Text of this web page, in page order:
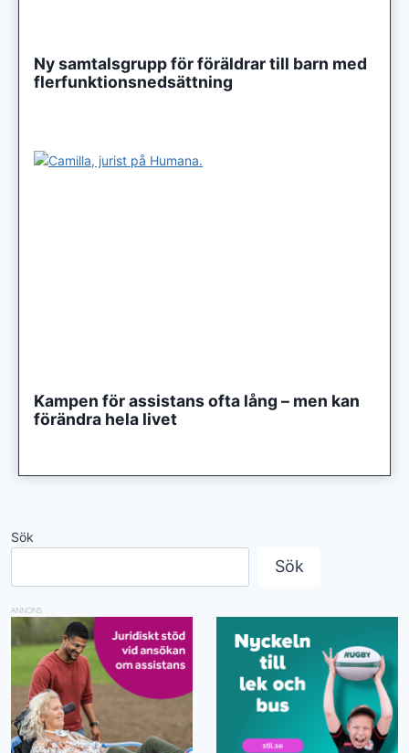
Ny samtalsgrupp för föräldrar till barn med
flerfunktionsnedsättning
Kampen för assistans ofta lång – men kan
förändra hela livet
Sök
Sök
ANNONS